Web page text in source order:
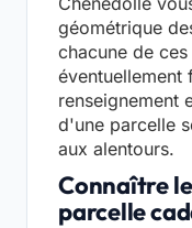
géométrique
chacune de
éventuellement
renseignement
d'une parcelle
aux alentours.
Connaître
parcelle